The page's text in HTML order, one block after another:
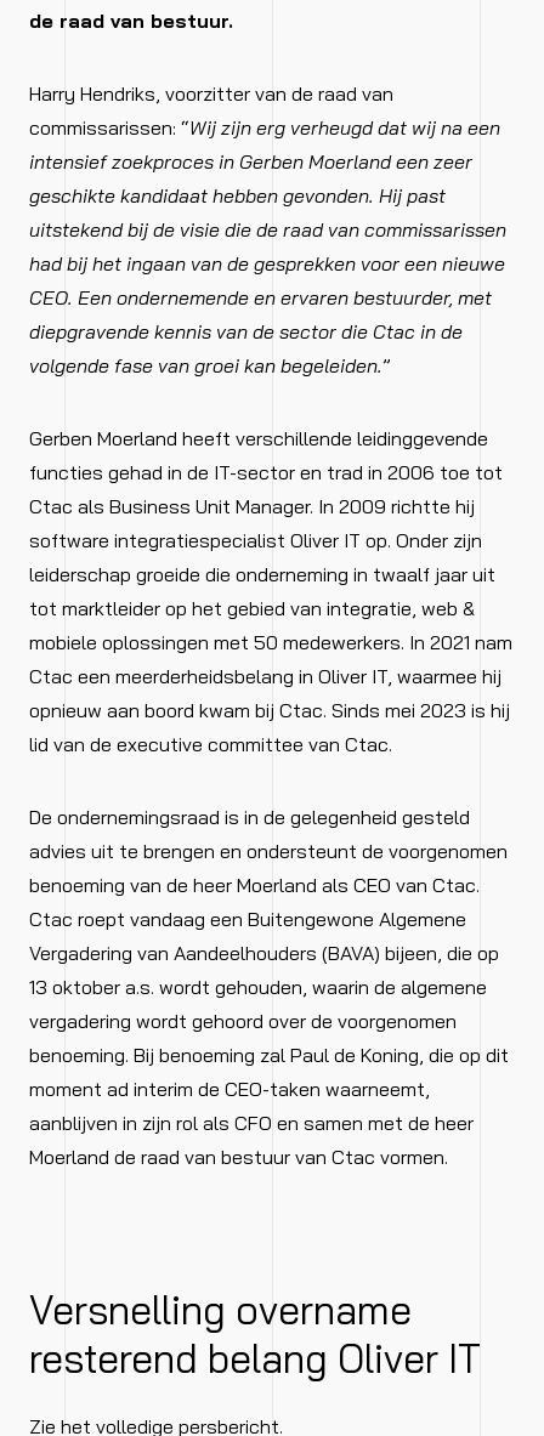
de raad van bestuur.
Harry Hendriks, voorzitter van de raad van
commissarissen: “Wij zijn erg verheugd dat wij na een
intensief zoekproces in Gerben Moerland een zeer
geschikte kandidaat hebben gevonden. Hij past
uitstekend bij de visie die de raad van commissarissen
had bij het ingaan van de gesprekken voor een nieuwe
CEO. Een ondernemende en ervaren bestuurder, met
diepgravende kennis van de sector die Ctac in de
volgende fase van groei kan begeleiden.”
Gerben Moerland heeft verschillende leidinggevende
functies gehad in de IT-sector en trad in 2006 toe tot
Ctac als Business Unit Manager. In 2009 richtte hij
software integratiespecialist Oliver IT op. Onder zijn
leiderschap groeide die onderneming in twaalf jaar uit
tot marktleider op het gebied van integratie, web &
mobiele oplossingen met 50 medewerkers. In 2021 nam
Ctac een meerderheidsbelang in Oliver IT, waarmee hij
opnieuw aan boord kwam bij Ctac. Sinds mei 2023 is hij
lid van de executive committee van Ctac.
De ondernemingsraad is in de gelegenheid gesteld
advies uit te brengen en ondersteunt de voorgenomen
benoeming van de heer Moerland als CEO van Ctac.
Ctac roept vandaag een Buitengewone Algemene
Vergadering van Aandeelhouders (BAVA) bijeen, die op
13 oktober a.s. wordt gehouden, waarin de algemene
vergadering wordt gehoord over de voorgenomen
benoeming. Bij benoeming zal Paul de Koning, die op dit
moment ad interim de CEO-taken waarneemt,
aanblijven in zijn rol als CFO en samen met de heer
Moerland de raad van bestuur van Ctac vormen.
Versnelling overname
resterend belang Oliver IT
Zie het volledige persbericht.